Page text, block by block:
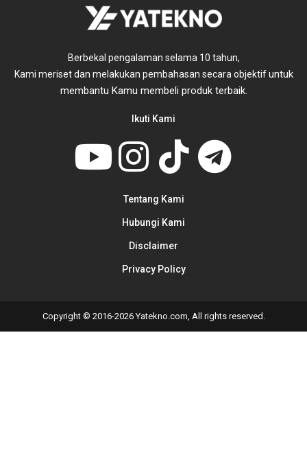
Berbekal pengalaman selama 10 tahun,
Kami meriset dan melakukan pembahasan secara objektifuntuk
membantu Kamu membeli produk terbaik.
Ikuti Kami
Tentang Kami
Hubungi Kami
Disclaimer
Privacy Policy
Copyright © 2016-2026 Yatekno.com, All rights reserved.